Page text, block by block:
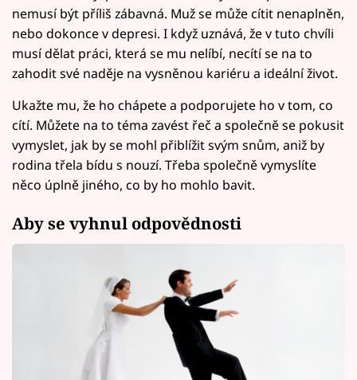
nemusí být příliš zábavná. Muž se může cítit nenaplněn,
nebo dokonce v depresi. I když uznává, že v tuto chvíli
musí dělat práci, která se mu nelíbí, necítí se na to
zahodit své naděje na vysněnou kariéru a ideální život.
Ukažte mu, že ho chápete a podporujete ho v tom, co
cítí. Můžete na to téma zavést řeč a společně se pokusit
vymyslet, jak by se mohl přiblížit svým snům, aniž by
rodina třela bídu s nouzí. Třeba společně vymyslíte
něco úplně jiného, co by ho mohlo bavit.
Aby se vyhnul odpovědnosti